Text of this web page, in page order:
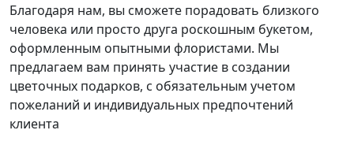
Благодаря нам, вы сможете порадовать близкого
человека или просто друга роскошным букетом,
оформленным опытными флористами. Мы
предлагаем вам принять участие в создании
цветочных подарков, с обязательным учетом
пожеланий и индивидуальных предпочтений
клиента